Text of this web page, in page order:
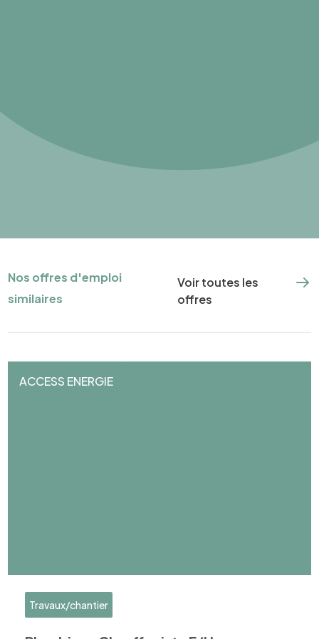
Nos offres d'emploi
similaires
Voir toutes les
offres
ACCESS ENERGIE
Travaux/chantier